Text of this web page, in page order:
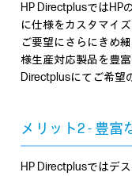
HP DirectplusではHP
に仕様をカスタマイ
ご要望にさらにきめ
様生産対応製品を豊
Directplusにてご希望
メリット2 - 豊富
HP Directplusではデ